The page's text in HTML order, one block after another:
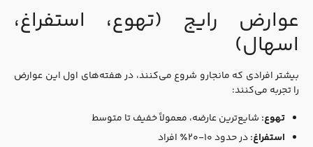
عوارض رایج (تهوع، استفراغ،
اسهال)
بیشتر افرادی که مانجارو شروع می‌کنند، در هفته‌های اول این عوارض
را تجربه می‌کنند:
تهوع:شایع‌ترین عارضه، معمولاً خفیف تا متوسط
استفراغ:در حدود ۱۰-۲۰٪ افراد